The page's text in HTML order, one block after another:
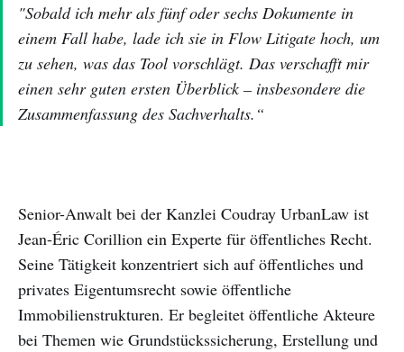
"Sobald ich mehr als fünf oder sechs Dokumente in
einem Fall habe, lade ich sie in Flow Litigate hoch, um
zu sehen, was das Tool vorschlägt. Das verschafft mir
einen sehr guten ersten Überblick – insbesondere die
Zusammenfassung des Sachverhalts.“
Senior-Anwalt bei der Kanzlei Coudray UrbanLaw ist
Jean-Éric Corillion ein Experte für öffentliches Recht.
Seine Tätigkeit konzentriert sich auf öffentliches und
privates Eigentumsrecht sowie öffentliche
Immobilienstrukturen. Er begleitet öffentliche Akteure
bei Themen wie Grundstückssicherung, Erstellung und